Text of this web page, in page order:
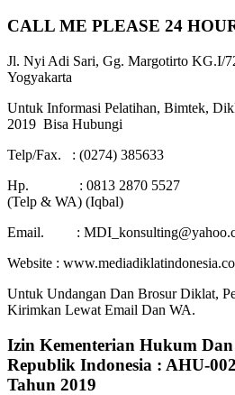
CALL ME PLEASE 24
Jl. Nyi Adi Sari, Gg. Margotirto KG.I/
Yogyakarta
Untuk Informasi Pelatihan, Bimtek,
2019 Bisa Hubungi
Telp/Fax. : (0274) 385633
Hp. : 0813 2870 5527
(Telp & WA) (Iqbal)
Email. :
Website :
Untuk Undangan Dan Brosur Diklat,
Kirimkan Lewat Email Dan WA.
Izin Kementerian Hukum
Republik Indonesia : AHU-
Tahun 2019